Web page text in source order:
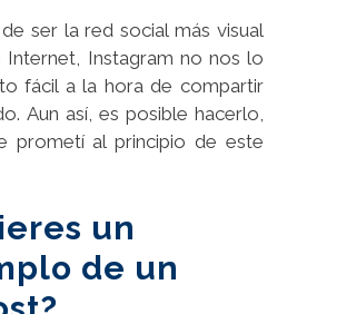
ser la red social más visual
Instagram no nos lo
fácil a la hora de compartir
Aun así, es posible hacerlo,
prometí al principio de este
un
de un